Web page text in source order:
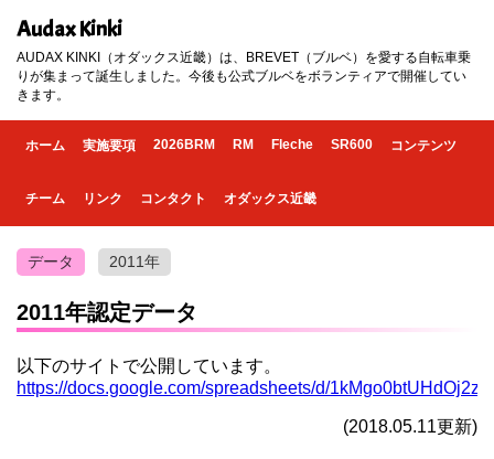
Audax Kinki
AUDAX KINKI（オダックス近畿）は、BREVET（ブルベ）を愛する自転車乗
りが集まって誕生しました。今後も公式ブルベをボランティアで開催してい
きます。
ホーム 実施要項 2026BRM RM Fleche SR600 コンテンツ
チーム リンク コンタクト オダックス近畿
データ 2011年
2011年認定データ
以下のサイトで公開しています。
https://docs.google.com/spreadsheets/d/
(2018.05.11更新)